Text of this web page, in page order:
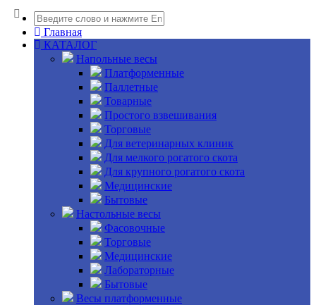
Главная
КАТАЛОГ
Напольные весы
Платформенные
Паллетные
Товарные
Простого взвешивания
Торговые
Для ветеринарных клиник
Для мелкого рогатого скота
Для крупного рогатого скота
Медицинские
Бытовые
Настольные весы
Фасовочные
Торговые
Медицинские
Лабораторные
Бытовые
Весы платформенные